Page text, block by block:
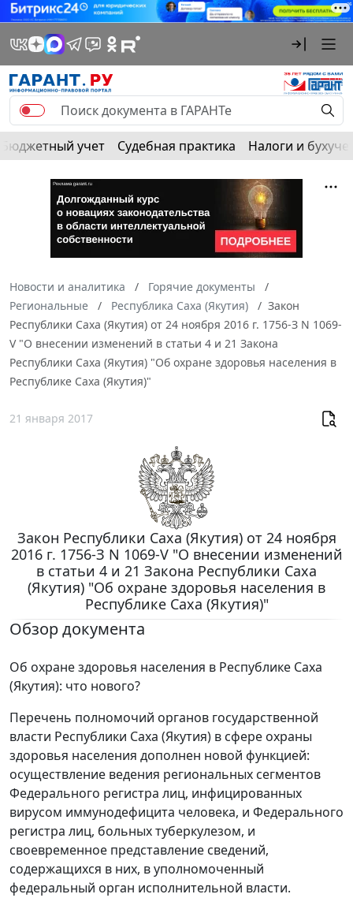
Бюджетный учет Судебная практика Налоги и
Новости и аналитика
Горячие документы
Региональные
Республика Саха (Якутия)
Закон
Республики Саха (Якутия) от 24 ноября 2016 г. 1756-З N 1069-
V "О внесении изменений в статьи 4 и 21 Закона
Республики Саха (Якутия) "Об охране здоровья населения в
Республике Саха (Якутия)"
21 января 2017
Закон Республики Саха (Якутия) от 24 ноября
2016 г. 1756-З N 1069-V "О внесении изменений
в статьи 4 и 21 Закона Республики Саха
(Якутия) "Об охране здоровья населения в
Республике Саха (Якутия)"
Обзор документа
Об охране здоровья населения в Республике Саха
(Якутия): что нового?
Перечень полномочий органов государственной
власти Республики Саха (Якутия) в сфере охраны
здоровья населения дополнен новой функцией:
осуществление ведения региональных сегментов
Федерального регистра лиц, инфицированных
вирусом иммунодефицита человека, и Федерального
регистра лиц, больных туберкулезом, и
своевременное представление сведений,
содержащихся в них, в уполномоченный
федеральный орган исполнительной власти.